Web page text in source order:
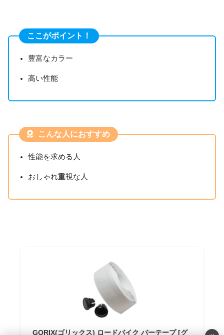
ここがポイント！
豊富なカラー
高い性能
こんな人におすすめ
性能を求める人
おしゃれ重視な人
GORIX(ゴリックス) ロードバイク バーテープ [グ